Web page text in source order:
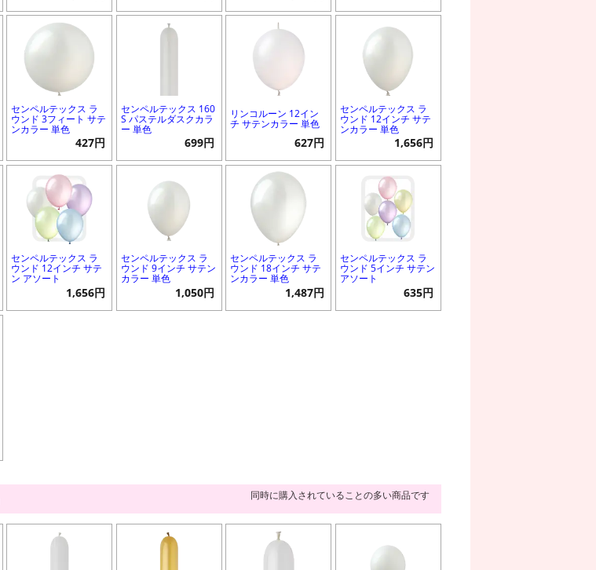
センペルテックス ラ
ウンド 3フィート サテ
ンカラー 単色
427円
センペルテックス 160
S パステルダスクカラ
ー 単色
699円
リンコルーン 12イン
チ サテンカラー 単色
627円
センペルテックス ラ
ウンド 12インチ サテ
ンカラー 単色
1,656円
センペルテックス ラ
ウンド 12インチ サテ
ン アソート
1,656円
センペルテックス ラ
ウンド 9インチ サテン
カラー 単色
1,050円
センペルテックス ラ
ウンド 18インチ サテ
ンカラー 単色
1,487円
センペルテックス ラ
ウンド 5インチ サテン
アソート
635円
同時に購入されていることの多い商品です